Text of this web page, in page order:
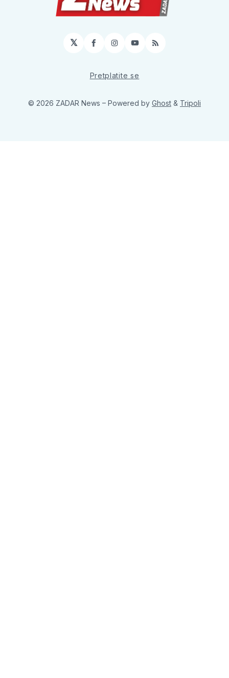
𝕏 Facebook
Instagram
YouTube
RSS
Pretplatite se
© 2026 ZADAR News – Powered by Ghost & Tripoli